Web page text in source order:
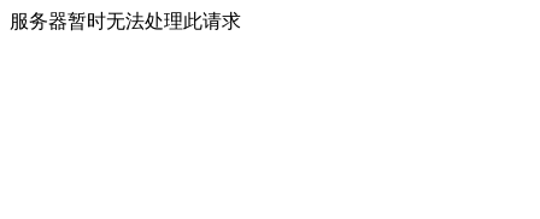
服务器暂时无法处理此请求